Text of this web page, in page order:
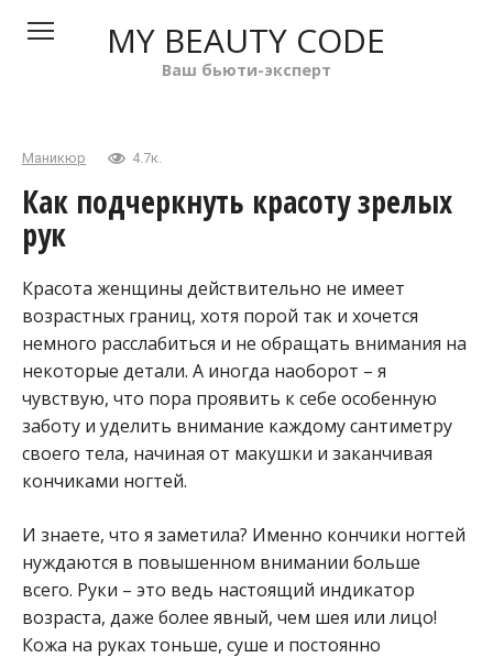
MY BEAUTY CODE
Ваш бьюти-эксперт
Маникюр 4.7к.
Как подчеркнуть красоту зрелых
рук
Красота женщины действительно не имеет
возрастных границ, хотя порой так и хочется
немного расслабиться и не обращать внимания на
некоторые детали. А иногда наоборот – я
чувствую, что пора проявить к себе особенную
заботу и уделить внимание каждому сантиметру
своего тела, начиная от макушки и заканчивая
кончиками ногтей.
И знаете, что я заметила? Именно кончики ногтей
нуждаются в повышенном внимании больше
всего. Руки – это ведь настоящий индикатор
возраста, даже более явный, чем шея или лицо!
Кожа на руках тоньше, суше и постоянно